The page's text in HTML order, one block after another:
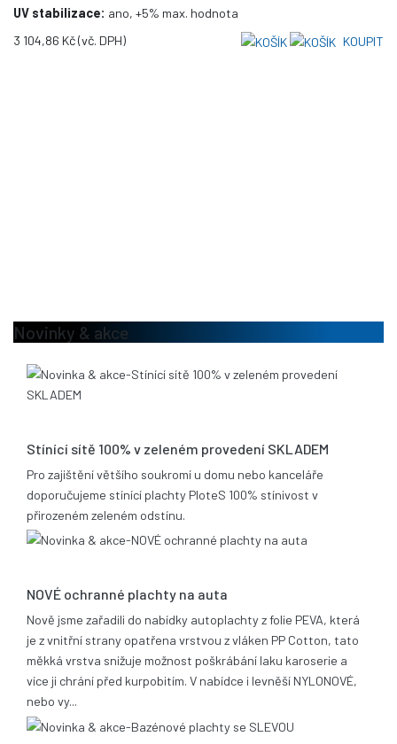
UV stabilizace: ano, +5% max. hodnota
3 104,86 Kč(vč. DPH) KOUPIT
Novinky & akce
Stínící sítě 100% v zeleném provedení SKLADEM
Pro zajištění většího soukromí u domu nebo kanceláře
doporučujeme stínící plachty PloteS 100% stínivost v
přirozeném zeleném odstínu.
NOVÉ ochranné plachty na auta
Nově jsme zařadili do nabídky autoplachty z folie PEVA, která
je z vnitřní strany opatřena vrstvou z vláken PP Cotton, tato
měkká vrstva snižuje možnost poškrábání laku karoserie a
více ji chrání před kurpobitím. V nabídce i levněší NYLONOVÉ,
nebo vy...